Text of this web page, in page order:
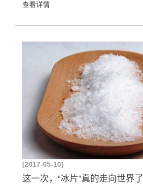
查看详情
[2017-05-10]
这一次，“冰片”真的走向世界了